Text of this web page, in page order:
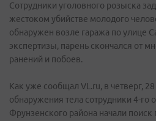
Сотрудники уголовного розыска
жестоком убийстве молодого
обнаружен возле гаража по улице
экспертизы, парень скончался от
ранений и побоев.
Как уже сообщал VL.ru, в четверг,
обнаружения тела сотрудники 4-го
Фрунзенского района начали